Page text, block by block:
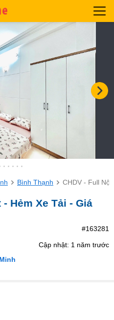
Bình Thạnh CHDV - Full
Hẻm Xe Tải - Giá
#163281
Cập nhật: 1 năm trước